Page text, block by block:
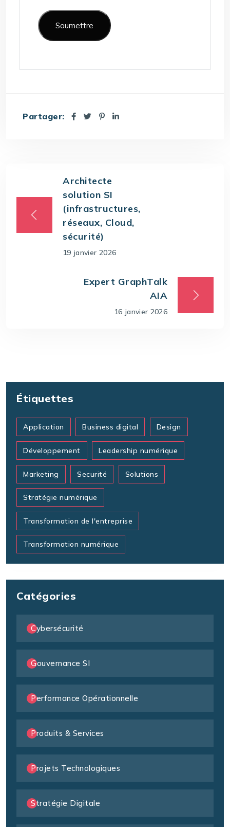
Partager:
Architecte
solution SI
(infrastructures,
réseaux, Cloud,
sécurité)
19 janvier 2026
Expert GraphTalk
AIA
16 janvier 2026
Étiquettes
Application Business digital Design
Développement Leadership numérique
Marketing Securité Solutions
Stratégie numérique
Transformation de l'entreprise
Transformation numérique
Catégories
Cybersécurité
Gouvernance SI
Performance Opérationnelle
Produits & Services
Projets Technologiques
Stratégie Digitale